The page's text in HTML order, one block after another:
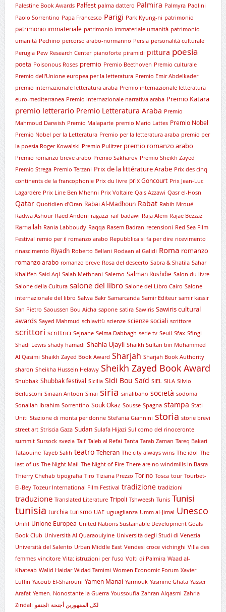
Palestine Book Awards Palfest palma dattero Palmira Palmyra Paolini
Paolo Sorrentino Papa Francesco Parigi Park Kyung-ni patrimonio
patrimonio immateriale patrimonio immateriale umanità patrimonio
umanità Pechino percorso arabo-normanno Persia personalità culturale
Perugia Pew Research Center pianoforte piramidi pittura poesia
poeta Poisonous Roses premio Premio Beethoven Premio culturale
Premio dell'Unione europea per la letteratura Premio Emir Abdelkader
premio internazionale letteratura araba Premio internazionale letteratura
euro-mediterranea Premio internazionale narrativa araba Premio Katara
premio letterario Premio Letteratura Araba Premio
Mahmoud Darwish Premio Malaparte premio Mario Lattes Premio Nobel
Premio Nobel per la Letteratura Premio per la letteratura araba premio per
la poesia Roger Kowalski Premio Pulitzer premio romanzo arabo
Premio romanzo breve arabo Premio Sakharov Premio Sheikh Zayed
Premio Strega Premio Terzani Prix de la littérature Arabe Prix des cinq
continents de la francophonie Prix du livre prix Goncourt Prix Jean-Luc
Lagardère Prix Line Ben Mhenni Prix Voltaire Qais Azzawi Qasr el-Hosn
Qatar Quotidien d'Oran Rabai Al-Madhoun Rabat Rabih Mroué
Radwa Ashour Raed Andoni ragazzi raif badawi Raja Alem Rajae Bezzaz
Ramallah Rania Labboudy Raqqa Rasem Badran recensioni Red Sea Film
Festival remio per il romanzo arabo Repubblica si fa per dire ricevimento
rinascimento Riyadh Roberto Bellani Rodaan al Galidi Roma romanzo
romanzo arabo romanzo breve Rosa del deseerto Sabra & Shatila Sahar
Khalifeh Said Aql Salah Methnani Salerno Salman Rushdie Salon du livre
Salone della Cultura salone del libro Salone del Libro Cairo Salone
internazionale del libro Salwa Bakr Samarcanda Samir Editeur samir kassir
San Pietro Saoussen Bou Aicha sapone satira Sawiris Sawiris cultural
awards Sayed Mahmud schiavitù scienze scienze sociali scrittore
scrittori scrittrici Sejnane Selma Dabbagh serie tv Seuil Sfax Sfingi
Shadi Lewis shady hamadi Shahla Ujayli Shaikh Sultan bin Mohammed
Al Qasimi Shaikh Zayed Book Award Sharjah Sharjah Book Authority
sharon Sheikha Hussein Helawy Sheikh Zayed Book Award
Shubbak Shubbak festival Sicilia Sidi Bou Saïd SIEL SILA Silvio
Berlusconi Sinaan Antoon Sinai siria sirialibano società sodoma
Sonallah Ibrahim Sorrentino Souk Okaz Sousse Spagna stampa Stati
Uniti Stazione di monta per donne Stefania Giannini storia storie brevi
street art Striscia Gaza Sudan Sulafa Hijazi Sul corno del rinoceronte
summit Sursock svezia Taif Taleb al Refai Tanta Tarab Zaman Tareq Bakari
Tataouine Tayeb Salih teatro Teheran The city always wins The idol The
last of us The Night Mail The Night of Fire There are no windmills in Basra
Thierry Chehab tipografia Tiro Tiziana Prezzo Torino Tosca tour Tourbet-
El-Bey Tozeur International Film Festival tradizione tradizioni
traduzione Translated Literature Tripoli Tshweesh Tunis Tunisi
tunisia turchia turismo UAE uguaglianza Umm al-Jimal Unesco
Unifil Unione Europea United Nations Sustainable Development Goals
Book Club Università Al Quaraouiyine Università degli Studi di Venezia
Università del Salento Urban Middle East Vendesi croce vichinghi Villa des
femmes vincitore Vita: istruzioni per l'uso Volti di Palmira Waad al-
Khateab Walid Haidar Widad Tamimi Women Economic Forum Xavier
Luffin Yacoub El-Sharouni Yamen Manai Yarmouk Yasmine Ghata Yasser
Arafat Yemen. Nonostante la Guerra Youssoufia Zahran Alqasmi Zahria
Zindali
لجنقوi لكل المقهورين أجنحة